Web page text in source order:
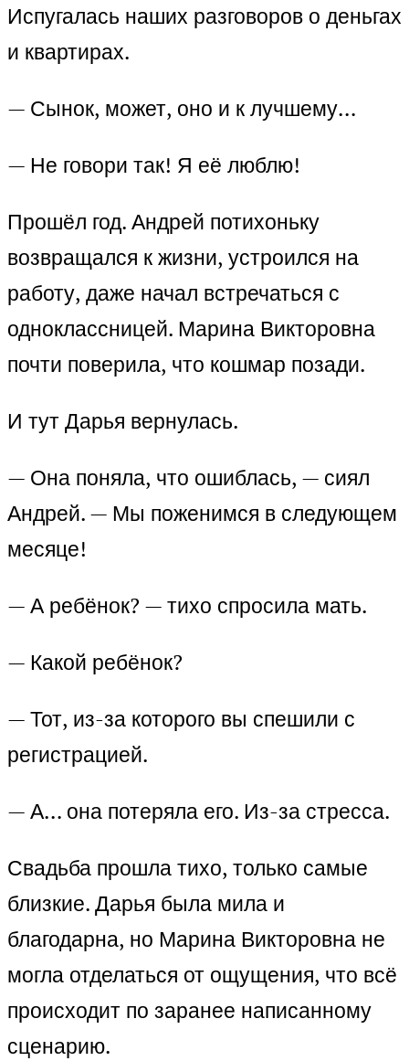
Испугалась наших разговоров о деньгах
и квартирах.
— Сынок, может, оно и к лучшему…
— Не говори так! Я её люблю!
Прошёл год. Андрей потихоньку
возвращался к жизни, устроился на
работу, даже начал встречаться с
одноклассницей. Марина Викторовна
почти поверила, что кошмар позади.
И тут Дарья вернулась.
— Она поняла, что ошиблась, — сиял
Андрей. — Мы поженимся в следующем
месяце!
— А ребёнок? — тихо спросила мать.
— Какой ребёнок?
— Тот, из-за которого вы спешили с
регистрацией.
— А… она потеряла его. Из-за стресса.
Свадьба прошла тихо, только самые
близкие. Дарья была мила и
благодарна, но Марина Викторовна не
могла отделаться от ощущения, что всё
происходит по заранее написанному
сценарию.